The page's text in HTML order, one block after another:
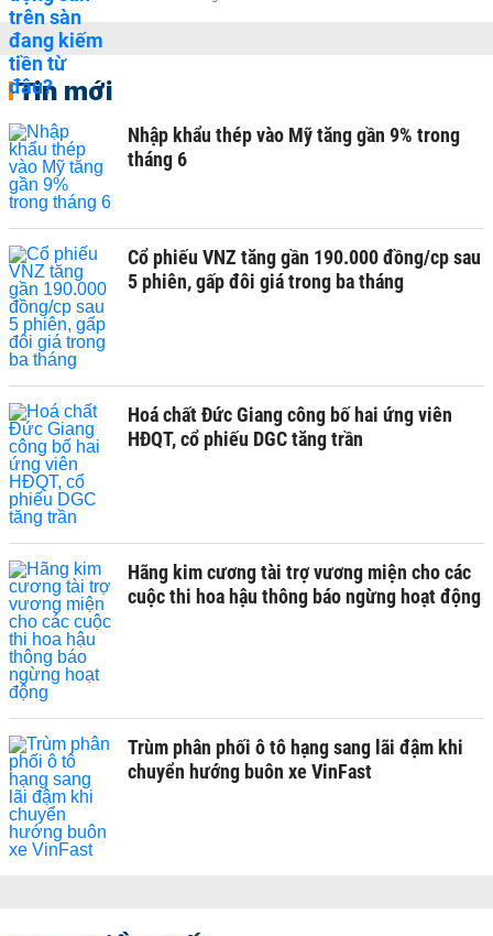
Tin mới
Nhập khẩu thép vào Mỹ tăng gần 9% trong
tháng 6
Cổ phiếu VNZ tăng gần 190.000 đồng/cp sau
5 phiên, gấp đôi giá trong ba tháng
Hoá chất Đức Giang công bố hai ứng viên
HĐQT, cổ phiếu DGC tăng trần
Hãng kim cương tài trợ vương miện cho các
cuộc thi hoa hậu thông báo ngừng hoạt động
Trùm phân phối ô tô hạng sang lãi đậm khi
chuyển hướng buôn xe VinFast